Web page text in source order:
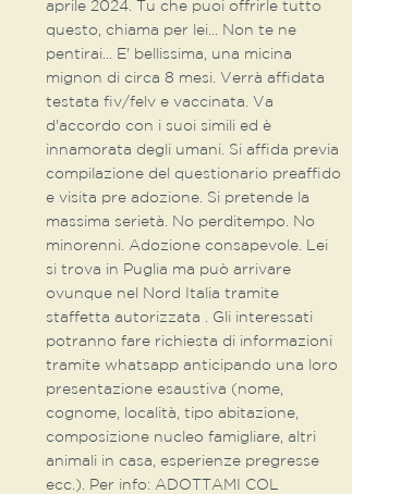
aprile 2024. Tu che puoi offrirle tutto
questo, chiama per lei... Non te ne
pentirai... E' bellissima, una micina
mignon di circa 8 mesi. Verrà affidata
testata fiv/felv e vaccinata. Va
d'accordo con i suoi simili ed è
innamorata degli umani. Si affida previa
compilazione del questionario preaffido
e visita pre adozione. Si pretende la
massima serietà. No perditempo. No
minorenni. Adozione consapevole. Lei
si trova in Puglia ma può arrivare
ovunque nel Nord Italia tramite
staffetta autorizzata . Gli interessati
potranno fare richiesta di informazioni
tramite whatsapp anticipando una loro
presentazione esaustiva (nome,
cognome, località, tipo abitazione,
composizione nucleo famigliare, altri
animali in casa, esperienze pregresse
ecc.). Per info: ADOTTAMI COL